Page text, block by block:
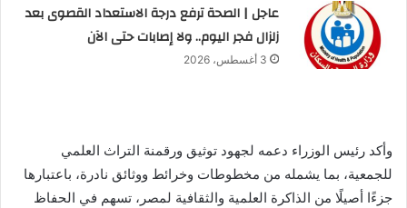
عاجل | الصحة ترفع درجة الاستعداد القصوى بعد
زلزال فجر اليوم.. ولا إصابات حتى الآن
3 أغسطس، 2026
وأكد رئيس الوزراء دعمه لجهود توثيق ورقمنة التراث العلمي
للجمعية، بما يشمله من مخطوطات وخرائط ووثائق نادرة، باعتبارها
جزءًا أصيلًا من الذاكرة العلمية والثقافية لمصر، تسهم في الحفاظ